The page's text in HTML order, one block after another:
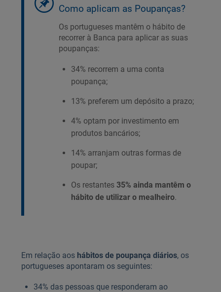
Como aplicam as Poupanças?
Os portugueses mantêm o hábito de
recorrer à Banca para aplicar as suas
poupanças:
34% recorrem a uma conta
poupança;
13% preferem um depósito a prazo;
4% optam por investimento em
produtos bancários;
14% arranjam outras formas de
poupar;
Os restantes 35% ainda mantêm o
hábito de utilizar o mealheiro.
Em relação aos hábitos de poupança diários, os
portugueses apontaram os seguintes:
34% das pessoas que responderam ao